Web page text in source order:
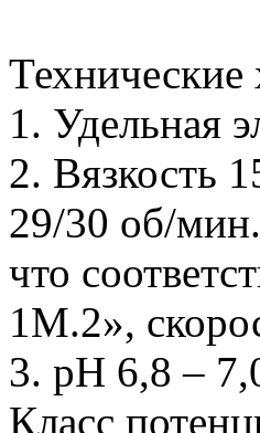
1. Удельная
2. Вязкость
29/30 об/
что
1М.2»,
3. рН 6,8 –
Класс